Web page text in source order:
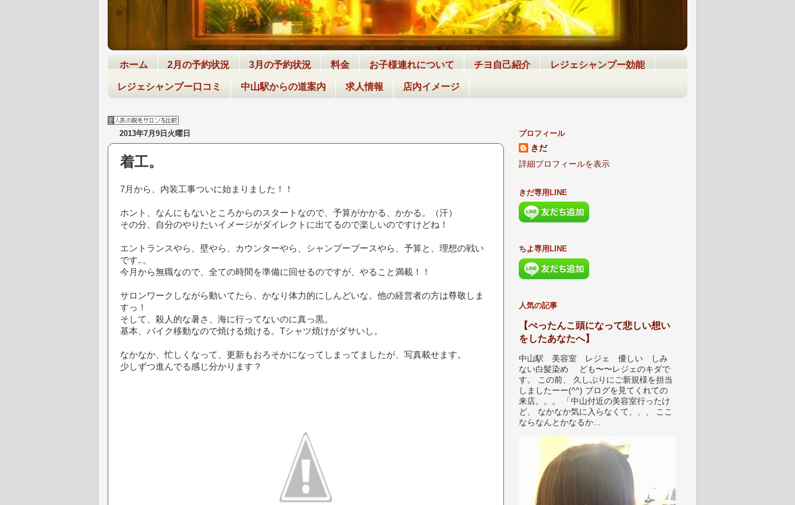
ホーム 2月の予約状況 3月の予約状況 料金 お子様連れについて チヨ自己紹介 レジェシャンプー効能
レジェシャンプー口コミ 中山駅からの道案内 求人情報 店内イメージ
2013年7月9日火曜日
着工。
7月から、内装工事ついに始まりました！！
ホント、なんにもないところからのスタートなので、予算がかかる、かかる。（汗）
その分、自分のやりたいイメージがダイレクトに出てるので楽しいのですけどね！
エントランスやら、壁やら、カウンターやら、シャンプーブースやら、予算と、理想の戦い
です‥。
今月から無職なので、全ての時間を準備に回せるのですが、やること満載！！
サロンワークしながら動いてたら、かなり体力的にしんどいな。他の経営者の方は尊敬しま
すっ！
そして、殺人的な暑さ、海に行ってないのに真っ黒。
基本、バイク移動なので焼ける焼ける。Tシャツ焼けがダサいし。
なかなか、忙しくなって、更新もおろそかになってしまってましたが、写真載せます。
少しずつ進んでる感じ分かります？
プロフィール
きだ
詳細プロフィールを表示
きだ専用LINE
ちよ専用LINE
人気の記事
【ぺったんこ頭になって悲しい想い
をしたあなたへ】
中山駅 美容室 レジェ 優しい しみ
ない白髪染め ども〜〜レジェのキダで
す。 この前、 久しぶりにご新規様を担当
しましたーー(^^) ブログを見てくれての
来店。。。 「中山付近の美容室行ったけ
ど、 なかなか気に入らなくて、、、 ここ
ならなんとかなるか...